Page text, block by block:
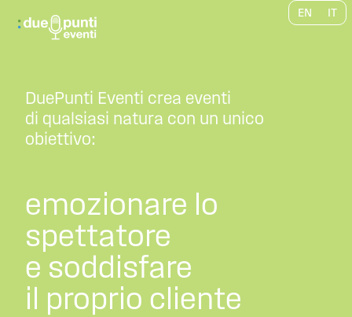
EN IT
DuePunti Eventi crea eventi
di qualsiasi natura con un unico
obiettivo:
emozionare lo
spettatore
e soddisfare
il proprio cliente